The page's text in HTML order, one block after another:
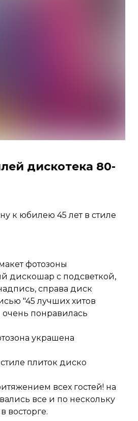
дискотека 80-
к юбилею 45 лет в стиле
фотозоны
дискошар с подсветкой,
справа диск
"45 лучших хитов
очень понравилась
украшена
плиток диско
всех гостей! на
все и по нескольку
восторге.